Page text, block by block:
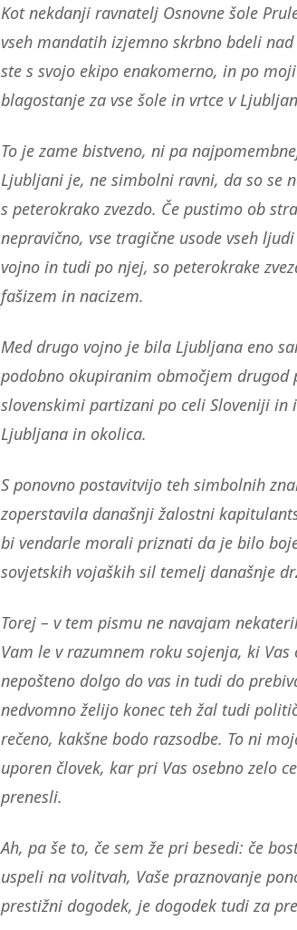
Kot nekdanji ravnatelj Osnovne šole
vseh mandatih izjemno skrbno bdeli
ste s svojo ekipo enakomerno, in po
blagostanje za vse šole in vrtce v
To je zame bistveno, ni pa
Ljubljani je, ne simbolni ravni, da so se
s peterokrako zvezdo. Če pustimo ob
nepravično, vse tragične usode vseh
vojno in tudi po njej, so peterokrake
fašizem in nacizem.
Med drugo vojno je bila Ljubljana eno
podobno okupiranim območjem drugod
slovenskimi partizani po celi Sloveniji
Ljubljana in okolica.
S ponovno postavitvijo teh simbolnih
zoperstavila današnji žalostni
bi vendarle morali priznati da je bilo
sovjetskih vojaških sil temelj današnje
Torej – v tem pismu ne navajam
Vam le v razumnem roku sojenja, ki Vas
nepošteno dolgo do vas in tudi do
nedvomno želijo konec teh žal tudi
rečeno, kakšne bodo razsodbe. To ni
uporen človek, kar pri Vas osebno zelo
prenesli.
Ah, pa še to, če sem že pri besedi: če
uspeli na volitvah, Vaše praznovanje
prestižni dogodek, je dogodek tudi za